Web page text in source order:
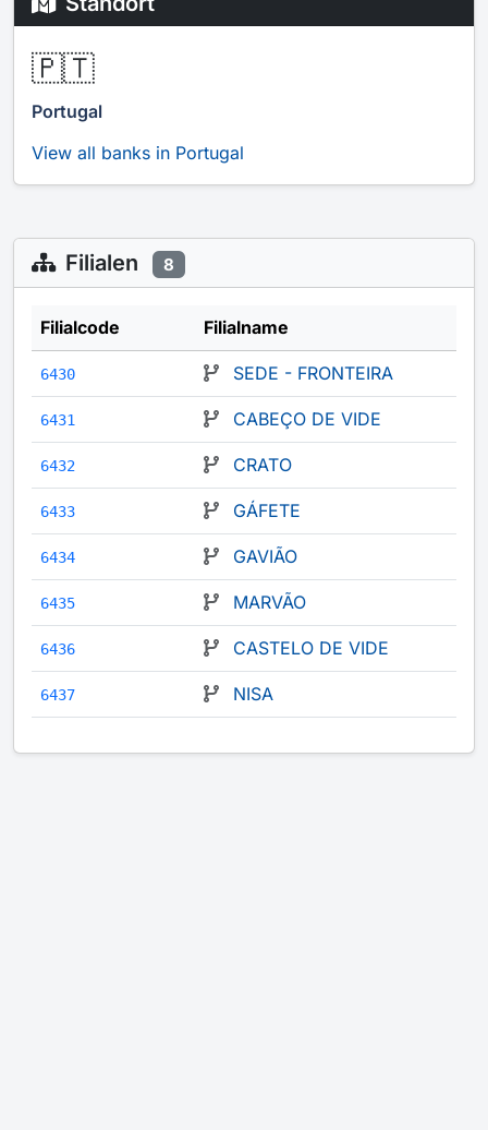
🇵🇹
Portugal
View all banks in Portugal
Filialen 8
Filialcode Filialname
6430 SEDE - FRONTEIRA
6431 CABEÇO DE VIDE
6432 CRATO
6433 GÁFETE
6434 GAVIÃO
6435 MARVÃO
6436 CASTELO DE VIDE
6437 NISA